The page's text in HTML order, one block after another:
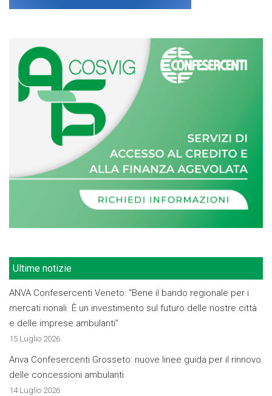
Ultime notizie
ANVA Confesercenti Veneto: “Bene il bando regionale per i
mercati rionali. È un investimento sul futuro delle nostre città
e delle imprese ambulanti”
15 Luglio 2026
Anva Confesercenti Grosseto: nuove linee guida per il rinnovo
delle concessioni ambulanti
14 Luglio 2026